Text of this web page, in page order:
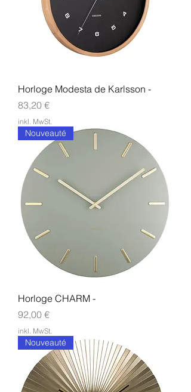
Horloge Modesta de Karlsson -
Preis
83,20 €
inkl. MwSt.
Nouveauté
Horloge CHARM -
Preis
92,00 €
inkl. MwSt.
Nouveauté